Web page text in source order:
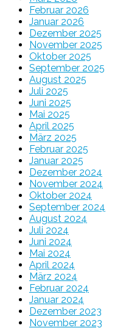
Februar 2026
Januar 2026
Dezember 2025
November 2025
Oktober 2025
September 2025
August 2025
Juli 2025
Juni 2025
Mai 2025
April 2025
März 2025
Februar 2025
Januar 2025
Dezember 2024
November 2024
Oktober 2024
September 2024
August 2024
Juli 2024
Juni 2024
Mai 2024
April 2024
März 2024
Februar 2024
Januar 2024
Dezember 2023
November 2023